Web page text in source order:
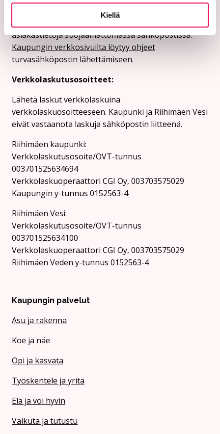
Kiellä
Turvasähköpostiosoite:
asiakastietoja suojaamattomassa sähköpostissa.
Kaupungin verkkosivuilta löytyy ohjeet
turvasähköpostin lähettämiseen.
Verkkolaskutusosoitteet:
Lähetä laskut verkkolaskuina
verkkolaskuosoitteeseen. Kaupunki ja Riihimäen Vesi
eivät vastaanota laskuja sähköpostin liitteenä.
Riihimäen kaupunki:
Verkkolaskutusosoite/OVT-tunnus
003701525634694
Verkkolaskuoperaattori CGI Oy, 003703575029
Kaupungin y-tunnus 0152563-4
Rii­hi­mäen Vesi:
Verkkolaskutusosoite/OVT-tunnus
003701525634100
Verkkolaskuoperaattori CGI Oy, 003703575029
Riihimäen Veden y-tunnus 0152563-4
Kaupungin palvelut
Asu ja rakenna
Koe ja näe
Opi ja kasvata
Työskentele ja yritä
Elä ja voi hyvin
Vaikuta ja tutustu